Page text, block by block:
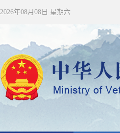
2026年08月08日 星期六